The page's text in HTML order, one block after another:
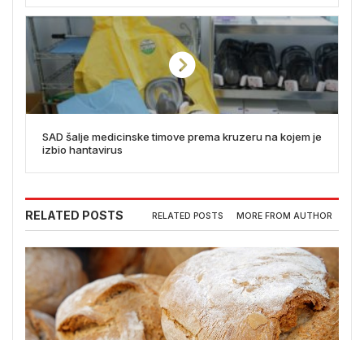
SAD šalje medicinske timove prema kruzeru na kojem je
izbio hantavirus
RELATED POSTS RELATED POSTS MORE FROM AUTHOR